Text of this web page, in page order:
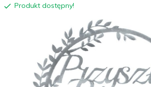
Produkt dostępny!